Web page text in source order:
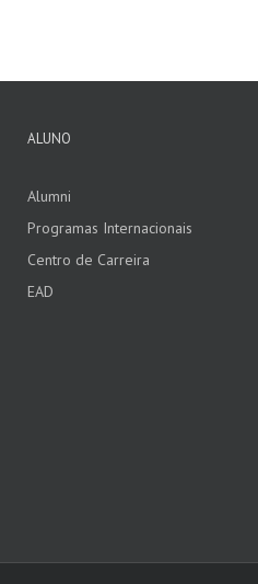
ALUNO
Alumni
Programas Internacionais
Centro de Carreira
EAD